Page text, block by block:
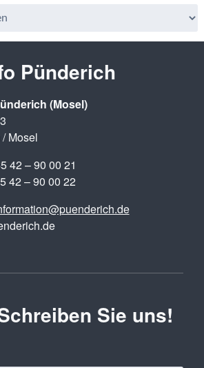
Pünderich
(Mosel)
Mosel
42 – 90 00 21
42 – 90 00 22
Sie uns!